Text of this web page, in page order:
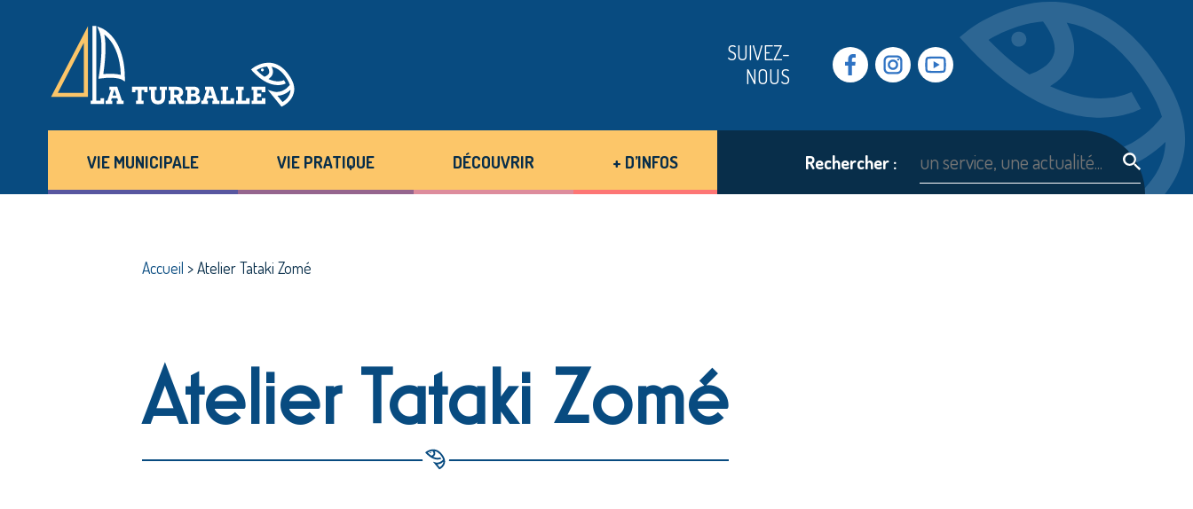
SUIVEZ-
NOUS
Facebook Instragram Youtube
VIE MUNICIPALE VIE PRATIQUE DÉCOUVRIR + D’INFOS Rechercher :
Accueil >Atelier Tataki Zomé
Atelier Tataki Zomé